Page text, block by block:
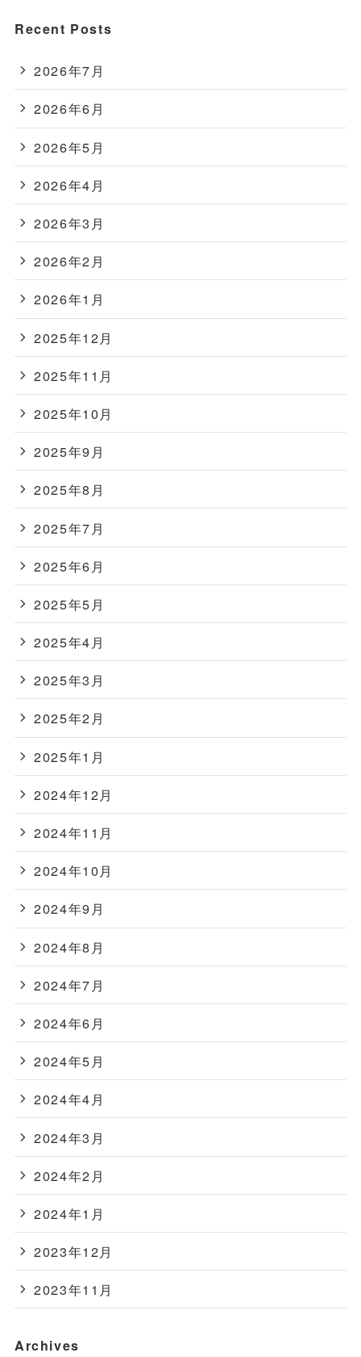
Recent Posts
2026年7月
2026年6月
2026年5月
2026年4月
2026年3月
2026年2月
2026年1月
2025年12月
2025年11月
2025年10月
2025年9月
2025年8月
2025年7月
2025年6月
2025年5月
2025年4月
2025年3月
2025年2月
2025年1月
2024年12月
2024年11月
2024年10月
2024年9月
2024年8月
2024年7月
2024年6月
2024年5月
2024年4月
2024年3月
2024年2月
2024年1月
2023年12月
2023年11月
Archives